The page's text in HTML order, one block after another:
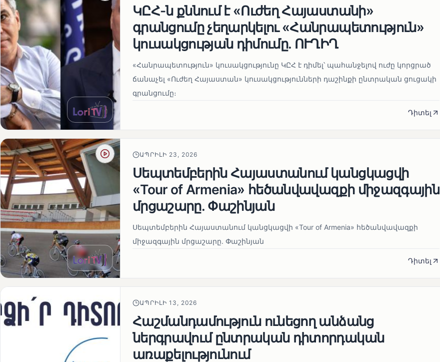
ԿԸՀ-ն քննում է «Ուժեղ Հայաստանի»
գրանցումը չեղարկելու «Հանրապետություն»
կուսակցության դիմումը. ՈՒՂԻՂ
«Հանրապետություն» կուսակցությունը ԿԸՀ է դիմել՝ պահանջելով ուժը կորցրած
ճանաչել «Ուժեղ Հայաստան» կուսակցությունների դաշինքի ընտրական ցուցակի
գրանցումը։
Դիտել
ԱՊՐԻԼԻ 23, 2026
Սեպտեմբերին Հայաստանում կանցկացվի
«Tour of Armenia» հեծանվավազքի միջազգային
մրցաշարը. Փաշինյան
Սեպտեմբերին Հայաստանում կանցկացվի «Tour of Armenia» հեծանվավազքի
միջազգային մրցաշարը. Փաշինյան
Դիտել
ԱՊՐԻԼԻ 13, 2026
Հաշմանդամություն ունեցող անձանց
ներգրավում ընտրական դիտորդական
առաքելությունում